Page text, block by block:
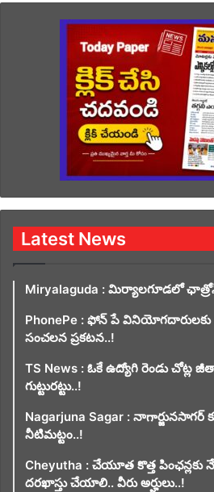
Latest News
Miryalaguda : మిర్యాలగూడలో
PhonePe : ఫోన్ పే వినియోగదారులకు
సంచలన ప్రకటన..!
TS News : ఓకే ఉద్యోగి రెండు చోట్ల
గుట్టురట్టు..!
Nagarjuna Sagar : నాగార్జునసాగర్
నీటిమట్టం..!
Cheyutha : చేయూత కొత్త పింఛన్లకు
దరఖాస్తు చేయాలి.. వీరు అర్హులు..!